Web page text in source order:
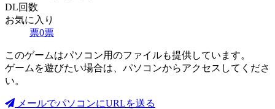
DL回数
お気に入り
票0票
このゲームはパソコン用のファイルも提供しています。
ゲームを遊びたい場合は、パソコンからアクセスしてくださ
い。
メールでパソコンにURLを送る